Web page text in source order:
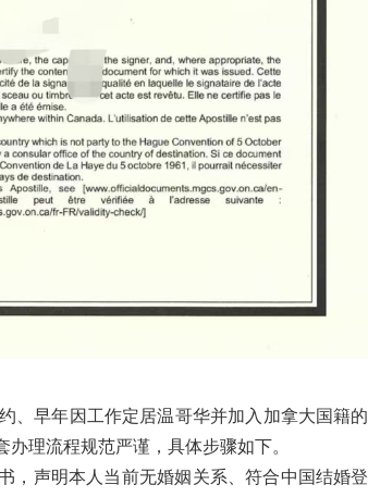
、早年因工作定居温哥华并加入加拿大国籍的
理流程规范严谨，具体步骤如下。
，声明本人当前无婚姻关系、符合中国结婚登